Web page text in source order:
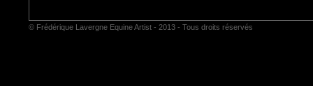
© Frédérique Lavergne Equine Artist - 2013 - Tous droits réservés